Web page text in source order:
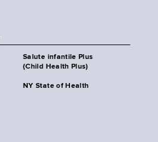
Salute infantile Plus
(Child Health Plus)
NY State of Health